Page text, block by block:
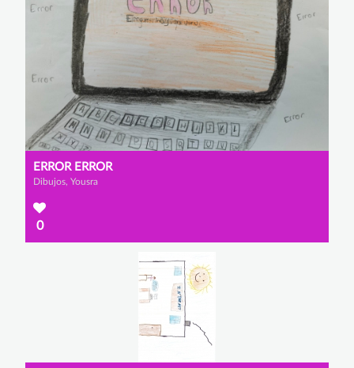
ERROR ERROR
Dibujos, Yousra
0